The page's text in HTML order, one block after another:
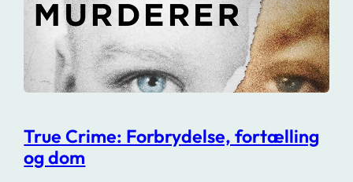
True Crime: Forbrydelse, fortælling
og dom